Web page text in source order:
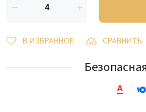
В ИЗБРАННОЕ СРАВНИТЬ